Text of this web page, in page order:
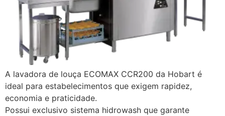
A lavadora de louça ECOMAX CCR200 da Hobart é
ideal para estabelecimentos que exigem rapidez,
economia e praticidade.
Possui exclusivo sistema hidrowash que garante